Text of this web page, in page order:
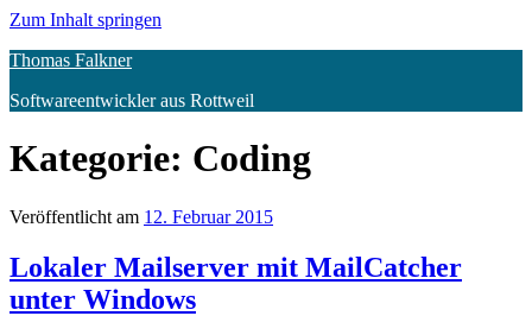
Zum Inhalt springen
Thomas Falkner
Softwareentwickler aus Rottweil
Kategorie: Coding
Veröffentlicht am 12. Februar 2015
Lokaler Mailserver mit MailCatcher
unter Windows